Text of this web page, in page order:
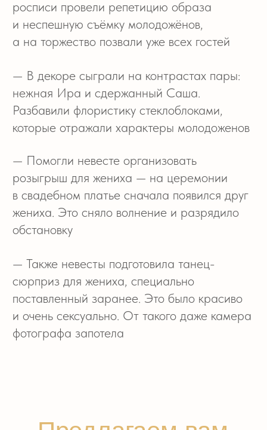
Если после просмотра вы захотите обсудить
на обратный звонок
ХОЧУ СВАДЬБУ
Добро пожаловать
в галерею
моментов этого дня